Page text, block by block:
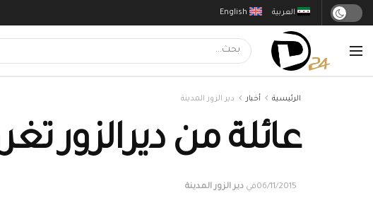
English العربية
الرئيسية أخبار دير الزور المدينة
عائلة من ديرالزور
06/11/2015في دير الزور المدينة